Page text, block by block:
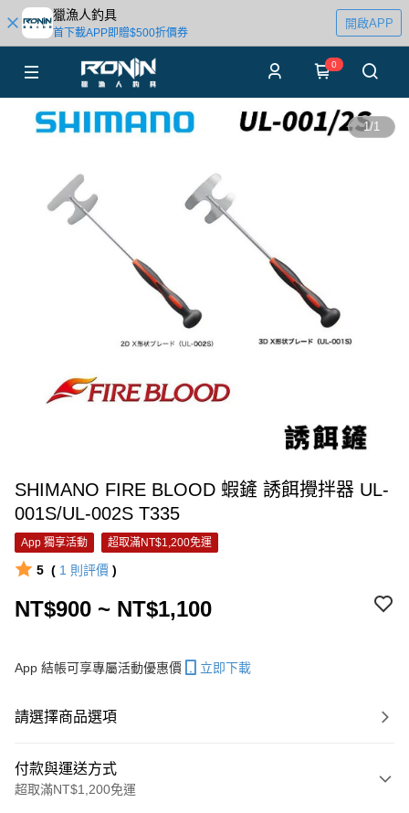
獵漁人釣具
首下載APP即贈$500折價券
開啟APP
0
1/1
SHIMANO FIRE BLOOD 蝦鏟 誘餌攪拌器 UL-
001S/UL-002S T335
App 獨享活動 超取滿NT$1,200免運
5 ( 1 則評價 )
NT$900 ~ NT$1,100
App 結帳可享專屬活動優惠價 立即下載
請選擇商品選項
付款與運送方式
超取滿NT$1,200免運